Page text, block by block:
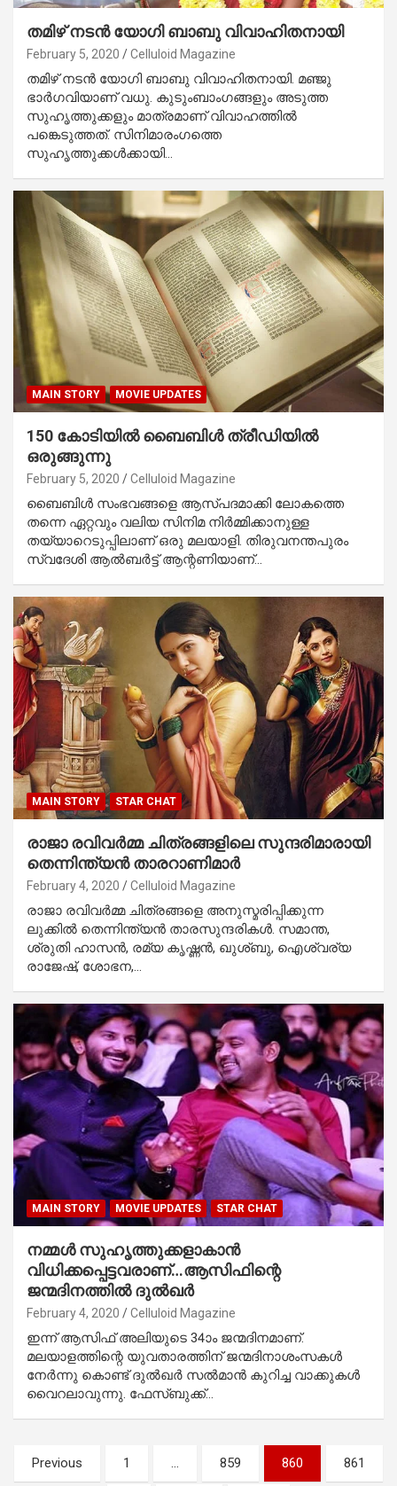
തമിഴ് നടന്‍ യോഗി ബാബു വിവാഹിതനായി
February 5, 2020 Celluloid Magazine
തമിഴ് നടന്‍ യോഗി ബാബു വിവാഹിതനായി. മഞ്ജു
ഭാര്‍ഗവിയാണ് വധു. കുടുംബാംഗങ്ങളും അടുത്ത
സുഹൃത്തുക്കളും മാത്രമാണ് വിവാഹത്തില്‍
പങ്കെടുത്തത്. സിനിമാരംഗത്തെ
സുഹൃത്തുക്കള്‍ക്കായി…
MAIN STORY MOVIE UPDATES
150 കോടിയില്‍ ബൈബിള്‍ ത്രീഡിയില്‍
ഒരുങ്ങുന്നു
February 5, 2020 Celluloid Magazine
ബൈബിള്‍ സംഭവങ്ങളെ ആസ്പദമാക്കി ലോകത്തെ
തന്നെ ഏറ്റവും വലിയ സിനിമ നിര്‍മ്മിക്കാനുള്ള
തയ്യാറെടുപ്പിലാണ് ഒരു മലയാളി. തിരുവനന്തപുരം
സ്വദേശി ആല്‍ബര്‍ട്ട് ആന്റണിയാണ്…
MAIN STORY STAR CHAT
രാജാ രവിവര്‍മ്മ ചിത്രങ്ങളിലെ സുന്ദരിമാരായി
തെന്നിന്ത്യന്‍ താരറാണിമാര്‍
February 4, 2020 Celluloid Magazine
രാജാ രവിവര്‍മ്മ ചിത്രങ്ങളെ അനുസ്മരിപ്പിക്കുന്ന
ലുക്കില്‍ തെന്നിന്ത്യന്‍ താരസുന്ദരികള്‍. സമാന്ത,
ശ്രുതി ഹാസന്‍, രമ്യ കൃഷ്ണന്‍, ഖുശ്ബു, ഐശ്വര്യ
രാജേഷ്, ശോഭന,…
MAIN STORY MOVIE UPDATES STAR CHAT
നമ്മള്‍ സുഹൃത്തുക്കളാകാന്‍
വിധിക്കപ്പെട്ടവരാണ്…ആസിഫിന്റെ
ജന്മദിനത്തില്‍ ദുല്‍ഖര്‍
February 4, 2020 Celluloid Magazine
ഇന്ന് ആസിഫ് അലിയുടെ 34ാം ജന്മദിനമാണ്.
മലയാളത്തിന്റെ യുവതാരത്തിന് ജന്മദിനാശംസകള്‍
നേര്‍ന്നു കൊണ്ട് ദുല്‍ഖര്‍ സല്‍മാന്‍ കുറിച്ച വാക്കുകള്‍
വൈറലാവുന്നു. ഫേസ്ബുക്ക്…
Posts
Previous 1 … 859 860 861